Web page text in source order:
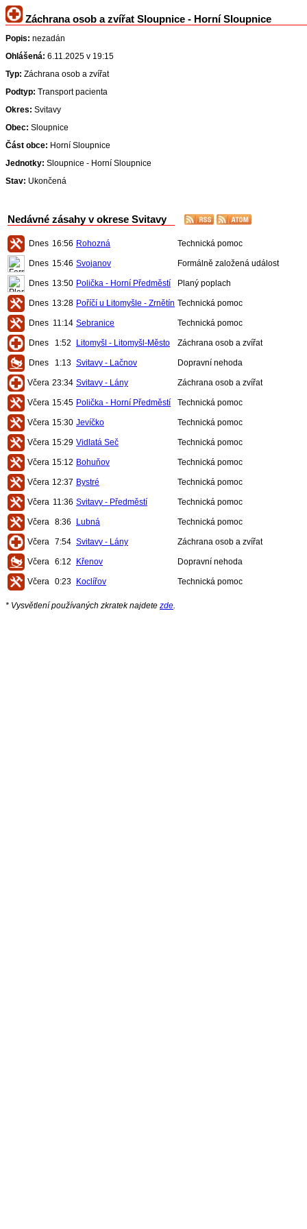
Záchrana osob a zvířat Sloupnice - Horní Sloupnice
Popis: nezadán
Ohlášená: 6.11.2025 v 19:15
Typ: Záchrana osob a zvířat
Podtyp: Transport pacienta
Okres: Svitavy
Obec: Sloupnice
Část obce: Horní Sloupnice
Jednotky: Sloupnice - Horní Sloupnice
Stav: Ukončená
Nedávné zásahy v okrese Svitavy
Dnes 16:56 Rohozná Technická pomoc
Dnes 15:46 Svojanov Formálně založená událost
Dnes 13:50 Polička - Horní Předměstí Planý poplach
Dnes 13:28 Poříčí u Litomyšle - Zrnětín Technická pomoc
Dnes 11:14 Sebranice Technická pomoc
Dnes 1:52 Litomyšl - Litomyšl-Město Záchrana osob a zvířat
Dnes 1:13 Svitavy - Lačnov Dopravní nehoda
Včera 23:34 Svitavy - Lány Záchrana osob a zvířat
Včera 15:45 Polička - Horní Předměstí Technická pomoc
Včera 15:30 Jevíčko Technická pomoc
Včera 15:29 Vidlatá Seč Technická pomoc
Včera 15:12 Bohuňov Technická pomoc
Včera 12:37 Bystré Technická pomoc
Včera 11:36 Svitavy - Předměstí Technická pomoc
Včera 8:36 Lubná Technická pomoc
Včera 7:54 Svitavy - Lány Záchrana osob a zvířat
Včera 6:12 Křenov Dopravní nehoda
Včera 0:23 Koclířov Technická pomoc
* Vysvětlení používaných zkratek najdete zde.